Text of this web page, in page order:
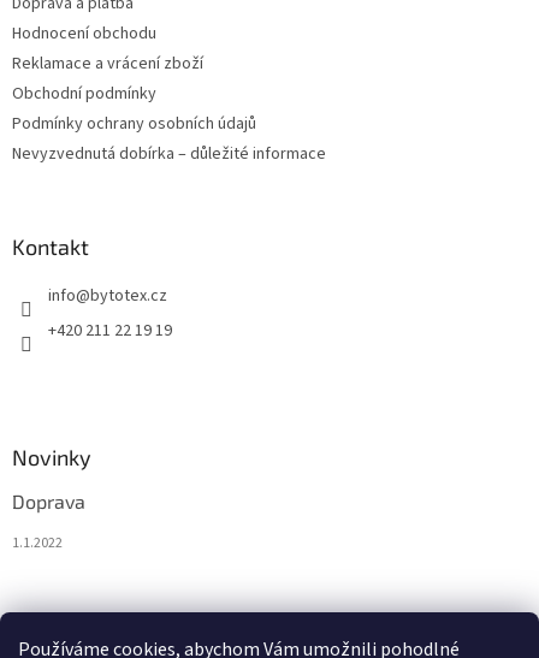
Používáme cookies, abychom Vám umožnili pohodlné
Hodnocení obchodu
Reklamace a vrácení zboží
Obchodní podmínky
Podmínky ochrany osobních údajů
Nevyzvednutá dobírka – důležité informace
Kontakt
info@bytotex.cz
+420 211 22 19 19
Novinky
Doprava
1.1.2022